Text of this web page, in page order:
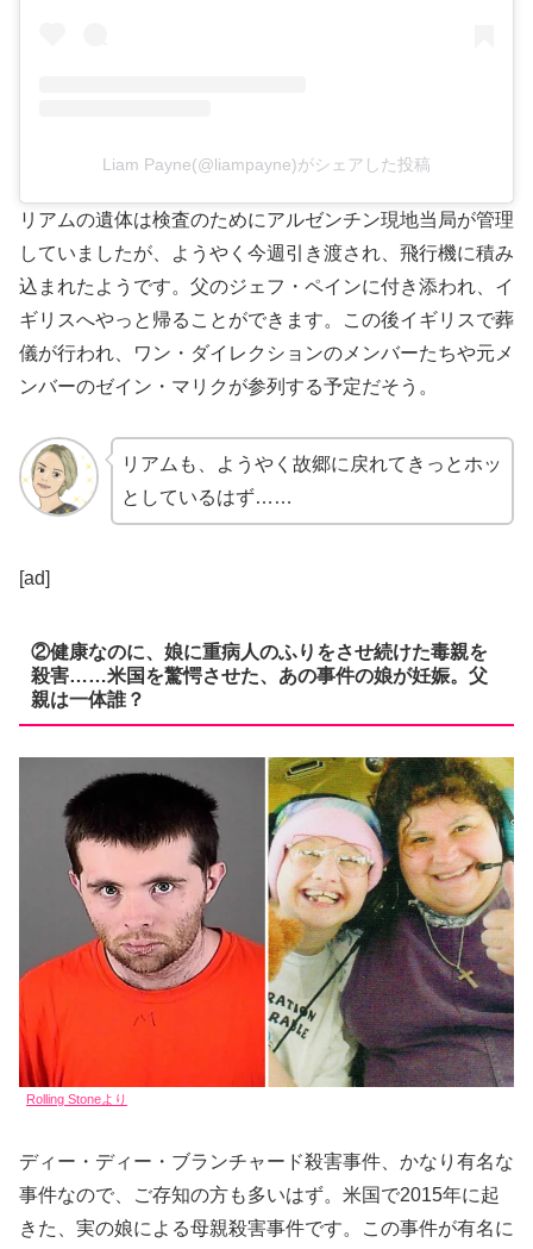
Liam Payne(@liampayne)がシェアした投稿
リアムの遺体は検査のためにアルゼンチン現地当局が管理
していましたが、ようやく今週引き渡され、飛行機に積み
込まれたようです。父のジェフ・ペインに付き添われ、イ
ギリスへやっと帰ることができます。この後イギリスで葬
儀が行われ、ワン・ダイレクションのメンバーたちや元メ
ンバーのゼイン・マリクが参列する予定だそう。
リアムも、ようやく故郷に戻れてきっとホッ
としているはず……
[ad]
②健康なのに、娘に重病人のふりをさせ続けた毒親を
殺害……米国を驚愕させた、あの事件の娘が妊娠。父
親は一体誰？
Rolling Stoneより
ディー・ディー・ブランチャード殺害事件、かなり有名な
事件なので、ご存知の方も多いはず。米国で2015年に起
きた、実の娘による母親殺害事件です。この事件が有名に